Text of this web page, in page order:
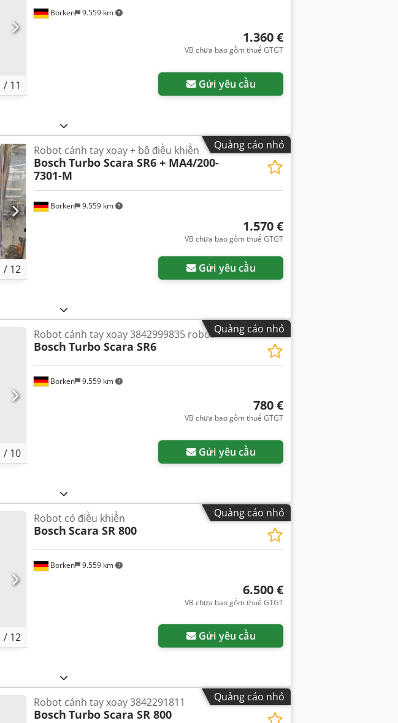
/ 11
Borken 9.559 km
1.360 €
VB chưa bao gồm thuế GTGT
Gửi yêu cầu
Quảng cáo nhỏ
/ 12
Borken 9.559 km
Robot cánh tay xoay + bộ điều khiển
Bosch Turbo Scara SR6 + MA4/200-
7301-M
1.570 €
VB chưa bao gồm thuế GTGT
Gửi yêu cầu
Quảng cáo nhỏ
/ 10
Borken 9.559 km
Robot cánh tay xoay 3842999835 robot
Bosch Turbo Scara SR6
780 €
VB chưa bao gồm thuế GTGT
Gửi yêu cầu
Quảng cáo nhỏ
/ 12
Borken 9.559 km
Robot có điều khiển
Bosch Scara SR 800
6.500 €
VB chưa bao gồm thuế GTGT
Gửi yêu cầu
Quảng cáo nhỏ
Robot cánh tay xoay 3842291811
Bosch Turbo Scara SR 800